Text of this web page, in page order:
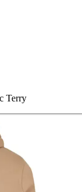
Terry